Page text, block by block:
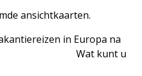
ansichtkaarten.
in Europa na
kunt u